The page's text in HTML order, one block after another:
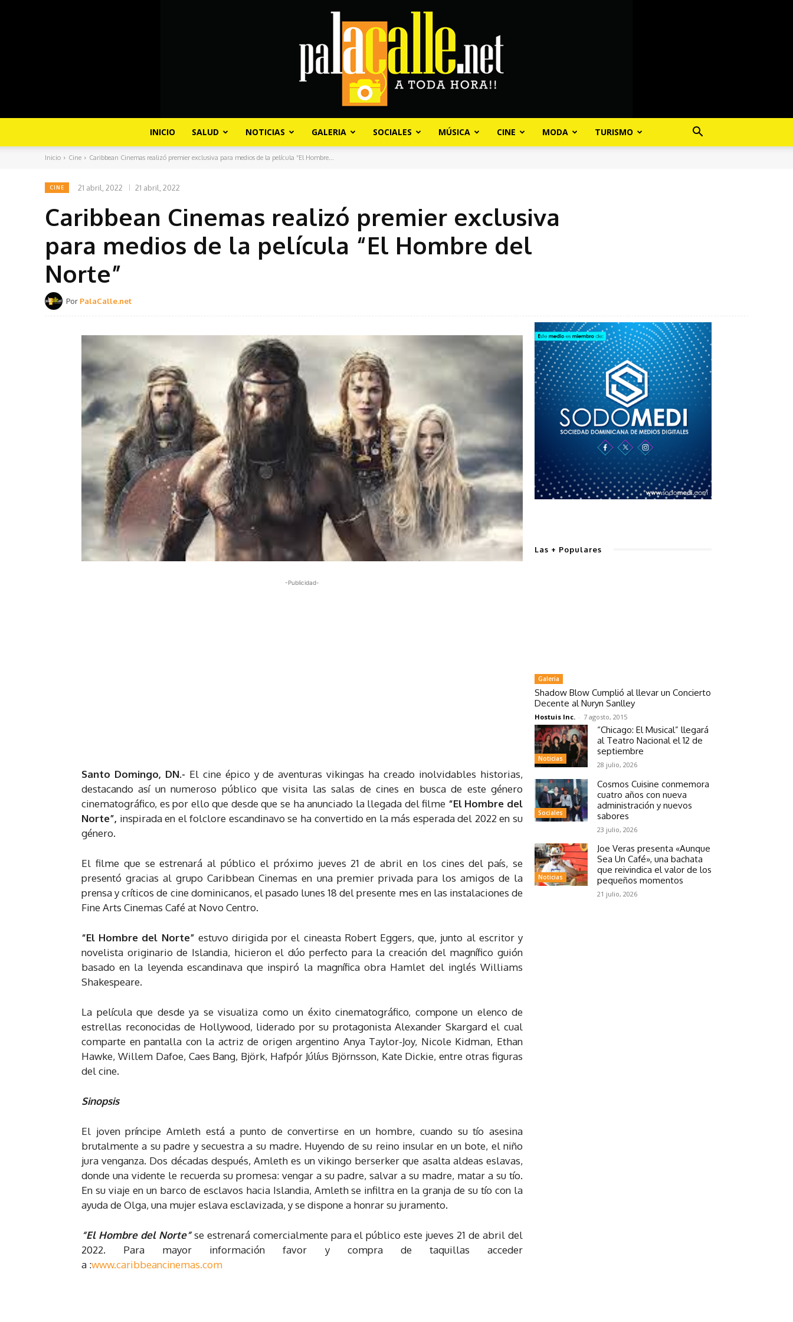
INICIO SALUD NOTICIAS GALERIA SOCIALES MÚSICA CINE MODA TURISMO
Inicio Cine Caribbean Cinemas realizó premier exclusiva para medios de la película “El Hombre...
CINE 21 abril, 2022 21 abril, 2022
Caribbean Cinemas realizó premier exclusiva
para medios de la película “El Hombre del
Norte”
Por PalaCalle.net
-Publicidad-
Santo Domingo, DN.- El cine épico y de aventuras vikingas ha creado inolvidables historias,
destacando así un numeroso público que visita las salas de cines en busca de este género
cinematográfico, es por ello que desde que se ha anunciado la llegada del filme “El Hombre del
Norte”, inspirada en el folclore escandinavo se ha convertido en la más esperada del 2022 en su
género.
El filme que se estrenará al público el próximo jueves 21 de abril en los cines del país, se
presentó gracias al grupo Caribbean Cinemas en una premier privada para los amigos de la
prensa y críticos de cine dominicanos, el pasado lunes 18 del presente mes en las instalaciones de
Fine Arts Cinemas Café at Novo Centro.
“El Hombre del Norte” estuvo dirigida por el cineasta Robert Eggers, que, junto al escritor y
novelista originario de Islandia, hicieron el dúo perfecto para la creación del magnífico guión
basado en la leyenda escandinava que inspiró la magnífica obra Hamlet del inglés Williams
Shakespeare.
La película que desde ya se visualiza como un éxito cinematográfico, compone un elenco de
estrellas reconocidas de Hollywood, liderado por su protagonista Alexander Skargard el cual
comparte en pantalla con la actriz de origen argentino Anya Taylor-Joy, Nicole Kidman, Ethan
Hawke, Willem Dafoe, Caes Bang, Björk, Hafpór Júlíus Björnsson, Kate Dickie, entre otras figuras
del cine.
Sinopsis
El joven príncipe Amleth está a punto de convertirse en un hombre, cuando su tío asesina
brutalmente a su padre y secuestra a su madre. Huyendo de su reino insular en un bote, el niño
jura venganza. Dos décadas después, Amleth es un vikingo berserker que asalta aldeas eslavas,
donde una vidente le recuerda su promesa: vengar a su padre, salvar a su madre, matar a su tío.
En su viaje en un barco de esclavos hacia Islandia, Amleth se infiltra en la granja de su tío con la
ayuda de Olga, una mujer eslava esclavizada, y se dispone a honrar su juramento.
“El Hombre del Norte”se estrenará comercialmente para el público este jueves 21 de abril del
2022. Para mayor información favor y compra de taquillas acceder
a :www.caribbeancinemas.com
Las + Populares
Galeria
Shadow Blow Cumplió al llevar un Concierto
Decente al Nuryn Sanlley
Hostuis Inc. - 7 agosto, 2015
Noticias
“Chicago: El Musical” llegará
al Teatro Nacional el 12 de
septiembre
28 julio, 2026
Sociales
Cosmos Cuisine conmemora
cuatro años con nueva
administración y nuevos
sabores
23 julio, 2026
Noticias
Joe Veras presenta «Aunque
Sea Un Café», una bachata
que reivindica el valor de los
pequeños momentos
21 julio, 2026